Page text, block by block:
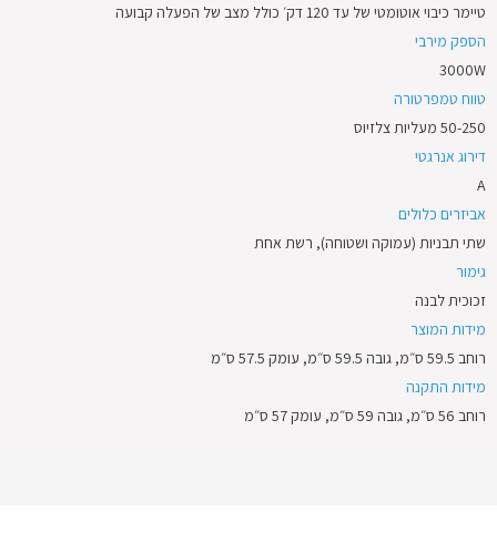
טיימר כיבוי אוטומטי של עד 120 דק׳ כולל מצב של הפעלה קבועה
הספק מירבי
3000W
טווח טמפרטורה
50-250 מעליות צלזיוס
דירוג אנרגטי
A
אביזרים כלולים
שתי תבניות (עמוקה ושטוחה), רשת אחת
גימור
זכוכית לבנה
מידות המוצר
רוחב 59.5 ס״מ, גובה 59.5 ס״מ, עומק 57.5 ס״מ
מידות התקנה
רוחב 56 ס״מ, גובה 59 ס״מ, עומק 57 ס״מ